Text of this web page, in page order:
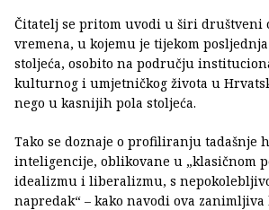
Čitatelj se pritom uvodi u širi društveni
vremena, u kojemu je tijekom posljednja
stoljeća, osobito na području
kulturnog i umjetničkog života u
nego u kasnijih pola stoljeća.
Tako se doznaje o profiliranju tadašnje
inteligencije, oblikovane u „klasičnom
idealizmu i liberalizmu, s
napredak“ – kako navodi ova